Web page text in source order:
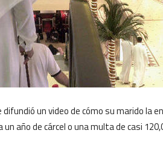
difundió un video de cómo su marido la
un año de cárcel o una multa de casi